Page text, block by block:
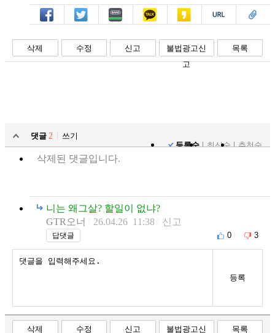
페북 트윗 밴드 카톡 카스 복사 스크랩
삭제 수정 신고
불법광고신
고
목록
댓글 2
쓰기
등록순
최신순 추천순
삭제된 댓글입니다.
니는 왜그살? 할일이 없냐?
GTR오너
26.04.26 11:38 신고
답댓글 0 3
등록
삭제 수정 신고 불법광고신 목록